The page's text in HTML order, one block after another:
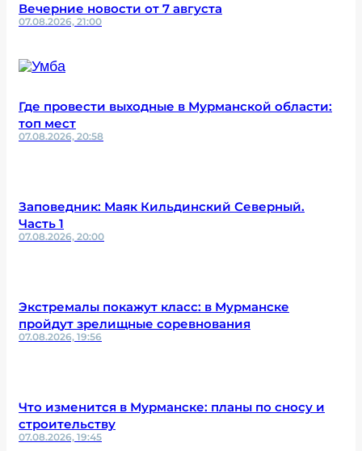
Вечерние новости от 7 августа
07.08.2026, 21:00
Где провести выходные в Мурманской области:
топ мест
07.08.2026, 20:58
Заповедник: Маяк Кильдинский Северный.
Часть 1
07.08.2026, 20:00
Экстремалы покажут класс: в Мурманске
пройдут зрелищные соревнования
07.08.2026, 19:56
Что изменится в Мурманске: планы по сносу и
строительству
07.08.2026, 19:45